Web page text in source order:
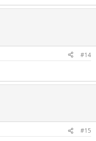
#14
#15